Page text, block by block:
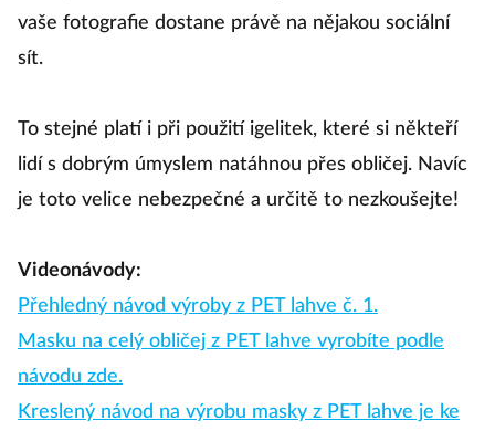
vaše fotografie dostane právě na nějakou sociální
sít.
To stejné platí i při použití igelitek, které si někteří
lidí s dobrým úmyslem natáhnou přes obličej. Navíc
je toto velice nebezpečné a určitě to nezkoušejte!
Videonávody:
Přehledný návod výroby z PET lahve č. 1.
Masku na celý obličej z PET lahve vyrobíte podle
návodu zde.
Kreslený návod na výrobu masky z PET lahve je ke